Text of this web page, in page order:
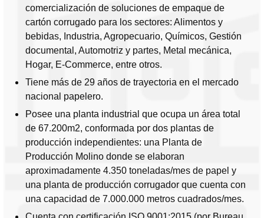
comercialización de soluciones de empaque de
cartón corrugado para los sectores: Alimentos y
bebidas, Industria, Agropecuario, Químicos, Gestión
documental, Automotriz y partes, Metal mecánica,
Hogar, E-Commerce, entre otros.
Tiene más de 29 años de trayectoria en el mercado
nacional papelero.
Posee una planta industrial que ocupa un área total
de 67.200m2, conformada por dos plantas de
producción independientes: una Planta de
Producción Molino donde se elaboran
aproximadamente 4.350 toneladas/mes de papel y
una planta de producción corrugador que cuenta con
una capacidad de 7.000.000 metros cuadrados/mes.